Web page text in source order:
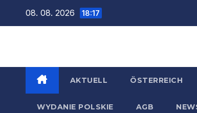
08. 08. 2026 18:17
AKTUELL ÖSTERREICH
WYDANIE POLSKIE AGB